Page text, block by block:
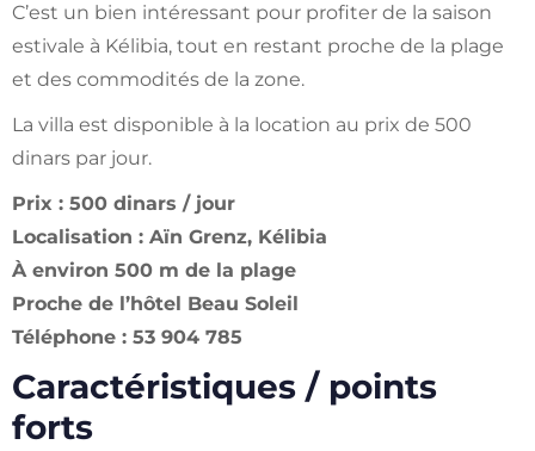
C’est un bien intéressant pour profiter de la saison
estivale à Kélibia, tout en restant proche de la plage
et des commodités de la zone.
La villa est disponible à la location au prix de 500
dinars par jour.
Prix : 500 dinars / jour
Localisation : Aïn Grenz, Kélibia
À environ 500 m de la plage
Proche de l’hôtel Beau Soleil
Téléphone : 53 904 785
Caractéristiques / points
forts